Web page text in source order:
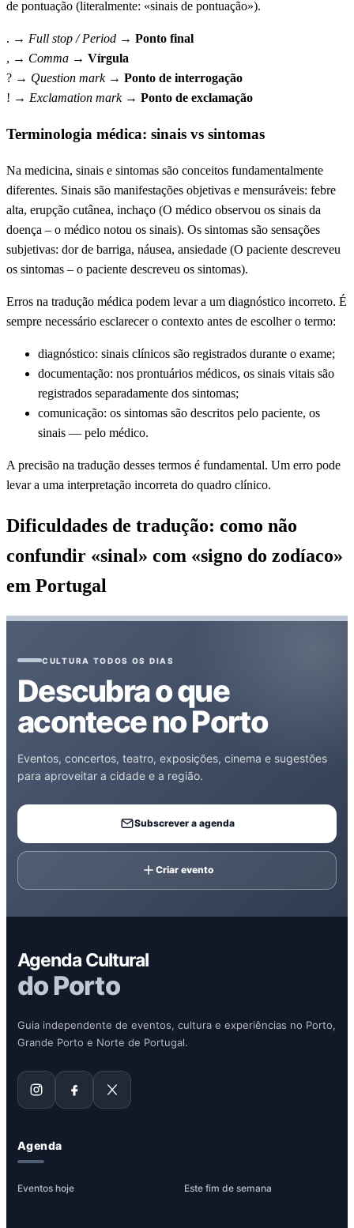
de pontuação (literalmente: «sinais de pontuação»).
. → Full stop / Period → Ponto final
, → Comma → Vírgula
? → Question mark→ Ponto de interrogação
! → Exclamation mark→ Ponto de exclamação
Terminologia médica: sinais vs sintomas
Na medicina, sinais e sintomas são conceitos fundamentalmente
diferentes. Sinais são manifestações objetivas e mensuráveis: febre
alta, erupção cutânea, inchaço (O médico observou os sinais da
doença – o médico notou os sinais). Os sintomas são sensações
subjetivas: dor de barriga, náusea, ansiedade (O paciente descreveu
os sintomas – o paciente descreveu os sintomas).
Erros na tradução médica podem levar a um diagnóstico incorreto. É
sempre necessário esclarecer o contexto antes de escolher o termo:
diagnóstico: sinais clínicos são registrados durante o exame;
documentação: nos prontuários médicos, os sinais vitais são
registrados separadamente dos sintomas;
comunicação: os sintomas são descritos pelo paciente, os
sinais — pelo médico.
A precisão na tradução desses termos é fundamental. Um erro pode
levar a uma interpretação incorreta do quadro clínico.
Dificuldades de tradução: como não
confundir «sinal» com «signo do zodíaco»
em Portugal
CULTURA TODOS OS DIAS
Descubra o que
acontece no Porto
Eventos, concertos, teatro, exposições, cinema e sugestões
para aproveitar a cidade e a região.
Subscrever a agenda
Criar evento
Agenda Cultural
do Porto
Guia independente de eventos, cultura e experiências no Porto,
Grande Porto e Norte de Portugal.
Agenda
Eventos hoje Este fim de semana